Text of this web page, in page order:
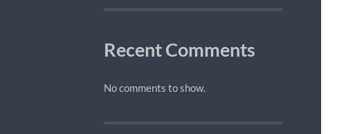
Recent Comments
No comments to show.